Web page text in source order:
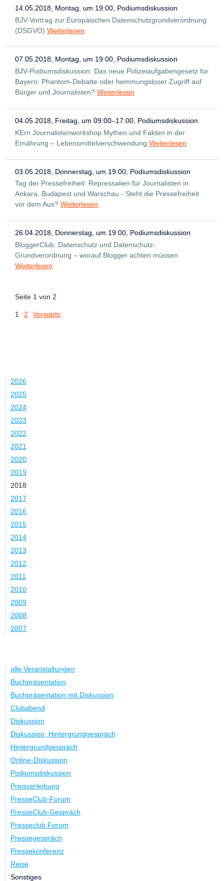
14.05.2018, Montag, um 19:00, Podiumsdiskussion
BJV-Vortrag zur Europäischen Datenschutzgrundverordnung
(DSGVO) Weiterlesen
07.05.2018, Montag, um 19:00, Podiumsdiskussion
BJV-Podiumsdiskussion: Das neue Polizeiaufgabengesetz für
Bayern: Phantom-Debatte oder hemmungsloser Zugriff auf
Bürger und Journalisten? Weiterlesen
04.05.2018, Freitag, um 09:00–17:00, Podiumsdiskussion
KErn Journalistenworkshop Mythen und Fakten in der
Ernährung – Lebensmittelverschwendung Weiterlesen
03.05.2018, Donnerstag, um 19:00, Podiumsdiskussion
Tag der Pressefreiheit: Repressalien für Journalisten in
Ankara, Budapest und Warschau - Steht die Pressefreiheit
vor dem Aus? Weiterlesen
26.04.2018, Donnerstag, um 19:00, Podiumsdiskussion
BloggerClub: Datenschutz und Datenschutz-
Grundverordnung – worauf Blogger achten müssen
Weiterlesen
Seite 1 von 2
1 2 Vorwärts
2026
2025
2024
2023
2022
2021
2020
2019
2018
2017
2016
2015
2014
2013
2012
2011
2010
2009
2008
2007
alle Veranstaltungen
Buchpräsentation
Buchpräsentation mit Diskussion
Clubabend
Diskussion
Diskussion; Hintergrundgespräch
Hintergrundgespräch
Online-Diskussion
Podiumsdiskussion
Preisverleihung
PresseClub-Forum
PresseClub-Gespräch
Presseclub Forum
Pressegespräch
Pressekonferenz
Reise
Sonstiges